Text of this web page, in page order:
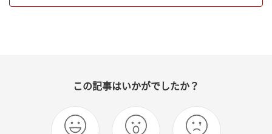
この記事はいかがでしたか？